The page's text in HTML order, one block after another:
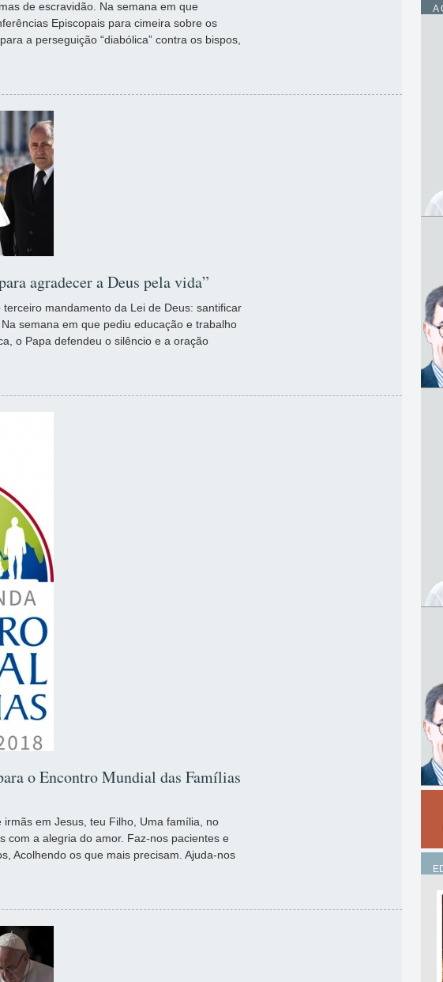
de escravidão. Na semana em que
Episcopais para cimeira sobre os
a perseguição “diabólica” contra os bispos,
agradecer a Deus pela vida”
mandamento da Lei de Deus: santificar
semana em que pediu educação e trabalho
o Papa defendeu o silêncio e a oração
o Encontro Mundial das Famílias
em Jesus, teu Filho, Uma família, no
com a alegria do amor. Faz-nos pacientes e
Acolhendo os que mais precisam. Ajuda-nos
A